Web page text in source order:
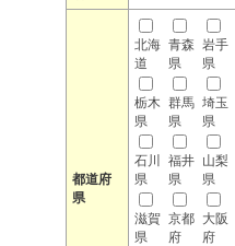
都道府
県
北海
道
青森
県
岩手
県
栃木
県
群馬
県
埼玉
県
石川
県
福井
県
山梨
県
滋賀
県
京都
府
大阪
府